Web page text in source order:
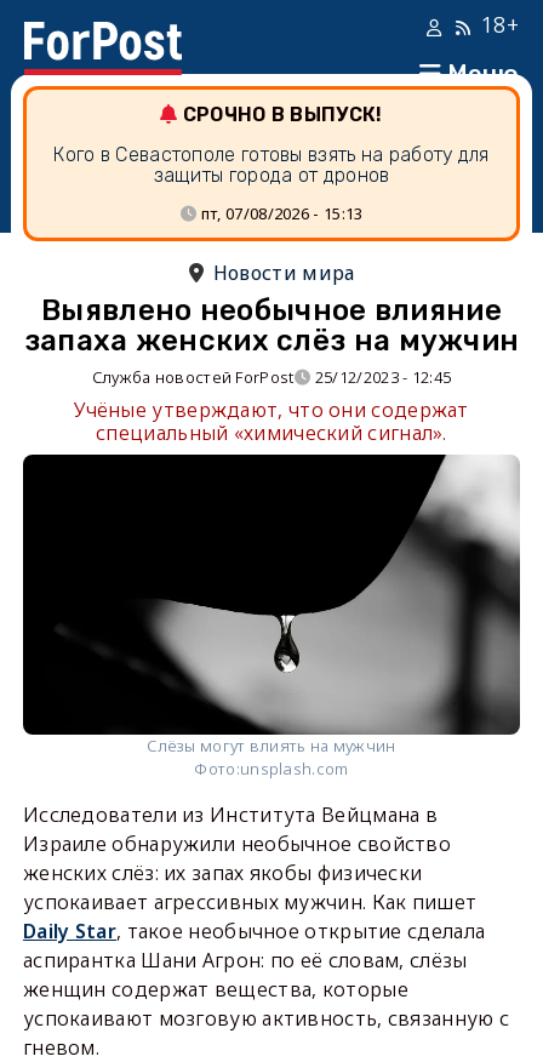
Меню
18+
СРОЧНО В ВЫПУСК!
Кого в Севастополе готовы взять на работу для
защиты города от дронов
пт, 07/08/2026 - 15:13
Новости мира
Выявлено необычное влияние
запаха женских слёз на мужчин
Служба новостей ForPost 25/12/2023 - 12:45
Учёные утверждают, что они содержат
специальный «химический сигнал».
Слёзы могут влиять на мужчин
Фото:unsplash.com
Исследователи из Института Вейцмана в
Израиле обнаружили необычное свойство
женских слёз: их запах якобы физически
успокаивает агрессивных мужчин. Как пишет
Daily Star, такое необычное открытие сделала
аспирантка Шани Агрон: по её словам, слёзы
женщин содержат вещества, которые
успокаивают мозговую активность, связанную с
гневом.